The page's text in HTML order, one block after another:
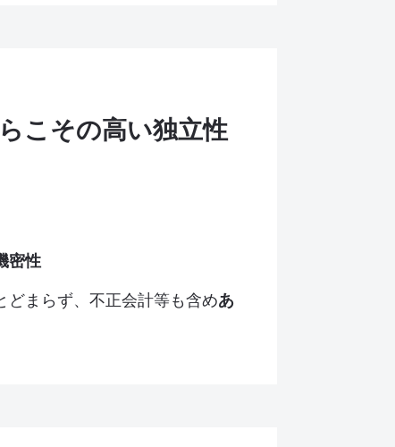
こその高い独立性
密性
どまらず、不正会計等も含めあ